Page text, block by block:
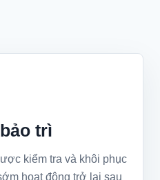
trì
kiểm tra và khôi phục
hoạt động trở lại sau